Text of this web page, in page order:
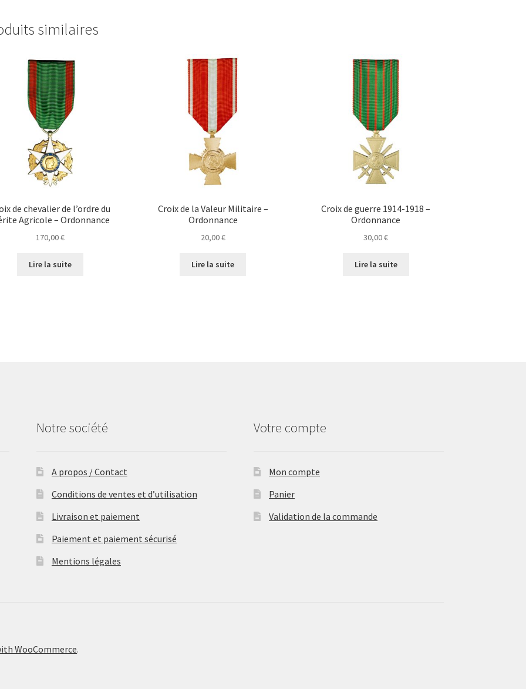
similaires
de chevalier de l’ordre du
Agricole – Ordonnance
170,00€
Lire la suite
Croix de la Valeur Militaire –
Ordonnance
20,00€
Lire la suite
Croix de guerre 1914-1918 –
Ordonnance
30,00€
Lire la suite
Notre société
A propos / Contact
Conditions de ventes et d’utilisation
Livraison et paiement
Paiement et paiement sécurisé
Mentions légales
Votre compte
Mon compte
Panier
Validation de la commande
WooCommerce.